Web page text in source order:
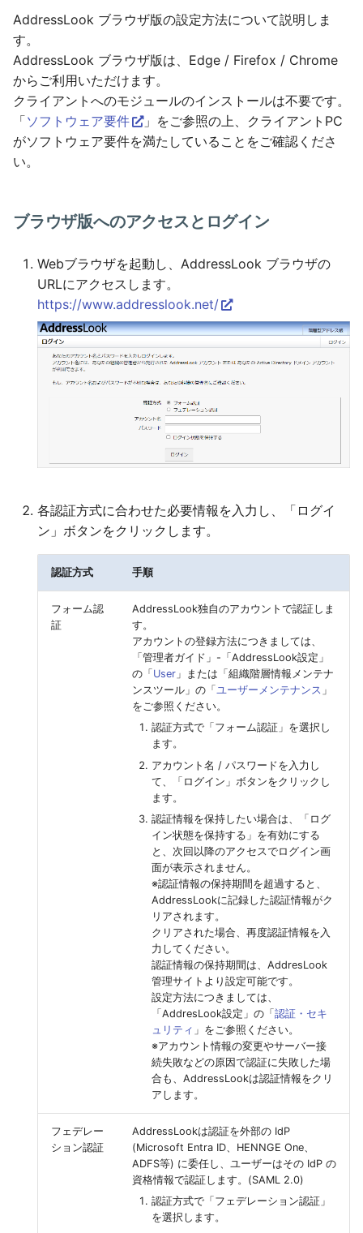
AddressLook ブラウザ版の設定方法について説明しま
す。
AddressLook ブラウザ版は、Edge / Firefox / Chrome
からご利用いただけます。
クライアントへのモジュールのインストールは不要です。
「ソフトウェア要件
」をご参照の上、クライアントPC
がソフトウェア要件を満たしていることをご確認くださ
い。
ブラウザ版へのアクセスとログイン
Webブラウザを起動し、AddressLook ブラウザの
URLにアクセスします。
https://www.addresslook.net/
各認証方式に合わせた必要情報を入力し、「ログイ
ン」ボタンをクリックします。
認証方式 手順
フォーム認
証
AddressLook独自のアカウントで認証しま
す。
アカウントの登録方法につきましては、
「管理者ガイド」-「AddressLook設定」
の「 User 」または「組織階層情報メンテナ
ンスツール」の「 ユーザーメンテナンス 」
をご参照ください。
認証方式で「フォーム認証」を選択し
ます。
アカウント名 / パスワードを入力し
て、「ログイン」ボタンをクリックし
ます。
認証情報を保持したい場合は、「ログ
イン状態を保持する」を有効にする
と、次回以降のアクセスでログイン画
面が表示されません。
※認証情報の保持期間を超過すると、
AddressLookに記録した認証情報がク
リアされます。
クリアされた場合、再度認証情報を入
力してください。
認証情報の保持期間は、AddresLook
管理サイトより設定可能です。
設定方法につきましては、
「AddresLook設定」の「 認証・セキ
ュリティ 」をご参照ください。
※アカウント情報の変更やサーバー接
続失敗などの原因で認証に失敗した場
合も、AddressLookは認証情報をクリ
アします。
フェデレー
ション認証
AddressLookは認証を外部の IdP
(Microsoft Entra ID、HENNGE One、
ADFS等) に委任し、ユーザーはその IdP の
資格情報で認証します。(SAML 2.0)
認証方式で「フェデレーション認証」
を選択します。